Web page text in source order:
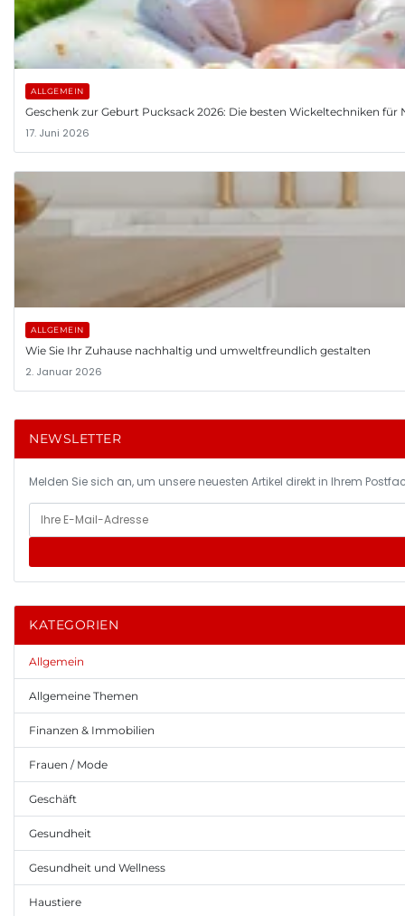
ALLGEMEIN
Geschenk zur Geburt Pucksack 2026: Die besten Wickeltechniken für
17. Juni 2026
ALLGEMEIN
Wie Sie Ihr Zuhause nachhaltig und umweltfreundlich gestalten
2. Januar 2026
NEWSLETTER
Melden Sie sich an, um unsere neuesten Artikel direkt in Ihrem
KATEGORIEN
Allgemein
Allgemeine Themen
Finanzen & Immobilien
Frauen / Mode
Geschäft
Gesundheit
Gesundheit und Wellness
Haustiere